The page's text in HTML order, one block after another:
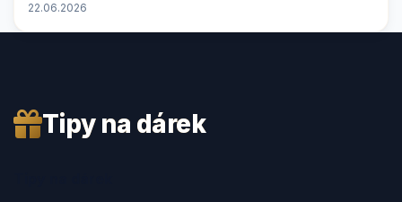
22.06.2026
Tipy na dárek